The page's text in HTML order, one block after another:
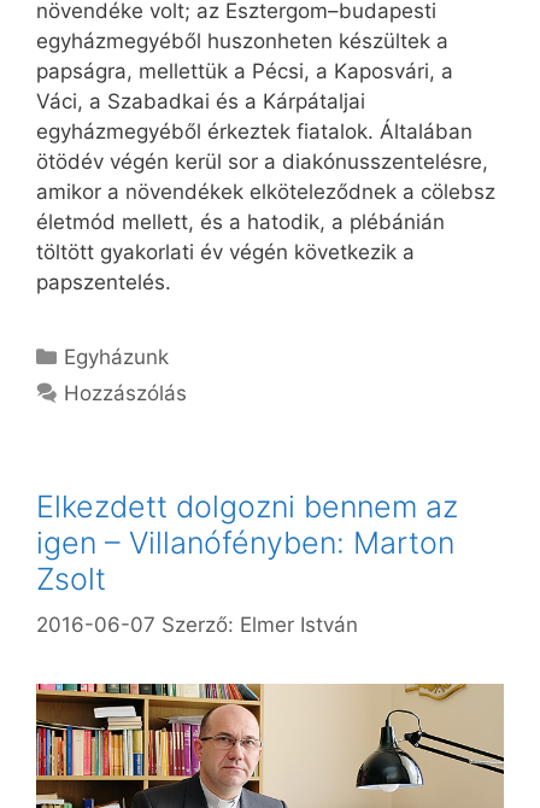
növendéke volt; az Esztergom–budapesti
egyházmegyéből huszonheten készültek a
papságra, mellettük a Pécsi, a Kaposvári, a
Váci, a Szabadkai és a Kárpátaljai
egyházmegyéből érkeztek fiatalok. Általában
ötödév végén kerül sor a diakónusszentelésre,
amikor a növendékek elköteleződnek a cölebsz
életmód mellett, és a hatodik, a plébánián
töltött gyakorlati év végén következik a
papszentelés.
Kategória
Egyházunk
Hozzászólás
Elkezdett dolgozni bennem az
igen – Villanófényben: Marton
Zsolt
2016-06-07 Szerző: Elmer István